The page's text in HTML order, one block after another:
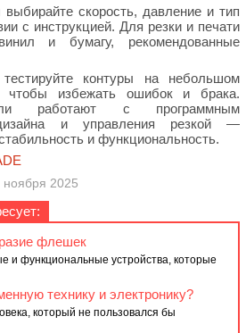
скорость, давление и тип
с инструкцией. Для резки и печати
и бумагу, рекомендованные
контуры на небольшом
чтобы избежать ошибок и брака.
работают с программным
и управления резкой —
и функциональность.
ноября 2025
флешек
и функциональные устройства, которые
технику и электронику?
который не пользовался бы